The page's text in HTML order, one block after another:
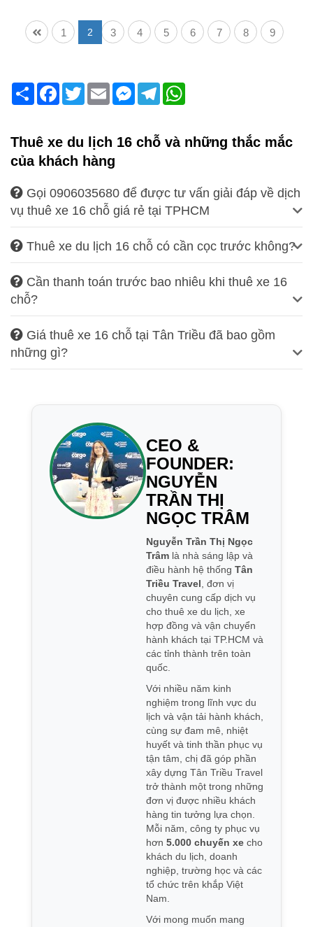
1 2 3 4 5 6 7 8 9
Share Facebook
TwitterEmail Messenger
Telegram
Thuê xe du lịch 16 chỗ và những thắc mắc
của khách hàng
Gọi 0906035680 để được tư vấn giải đáp về dịch
vụ thuê xe 16 chỗ giá rẻ tại TPHCM
Thuê xe du lịch 16 chỗ có cần cọc trước không?
Cần thanh toán trước bao nhiêu khi thuê xe 16
chỗ?
Giá thuê xe 16 chỗ tại Tân Triều đã bao gồm
những gì?
CEO &
FOUNDER:
NGUYỄN
TRẦN THỊ
NGỌC TRÂM
Nguyễn Trần Thị Ngọc
Trâm là nhà sáng lập và
điều hành hệ thống Tân
Triều Travel , đơn vị
chuyên cung cấp dịch vụ
cho thuê xe du lịch, xe
hợp đồng và vận chuyển
hành khách tại TP.HCM và
các tỉnh thành trên toàn
quốc.
Với nhiều năm kinh
nghiệm trong lĩnh vực du
lịch và vận tải hành khách,
cùng sự đam mê, nhiệt
huyết và tinh thần phục vụ
tận tâm, chị đã góp phần
xây dựng Tân Triều Travel
trở thành một trong những
đơn vị được nhiều khách
hàng tin tưởng lựa chọn.
Mỗi năm, công ty phục vụ
hơn 5.000 chuyến xe cho
khách du lịch, doanh
nghiệp, trường học và các
tổ chức trên khắp Việt
Nam.
Với mong muốn mang